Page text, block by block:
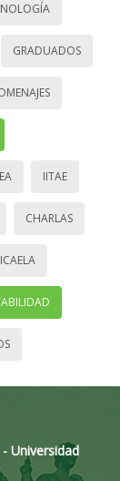
GRADUADOS
IITAE
CHARLAS
Universidad